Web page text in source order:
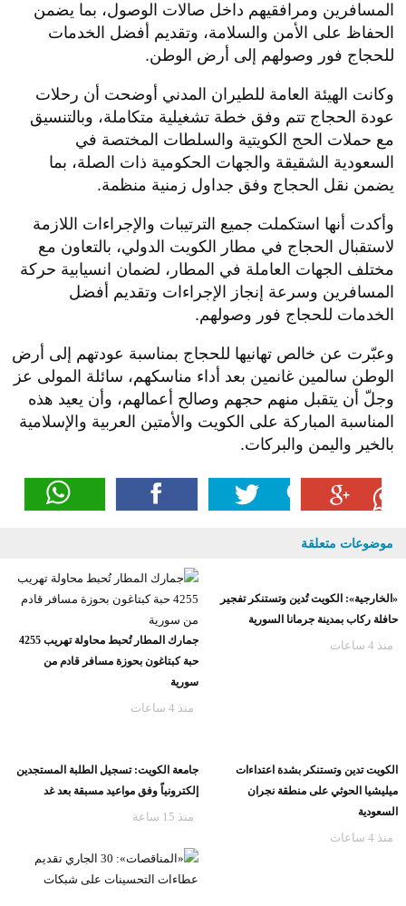
المسافرين ومرافقيهم داخل صالات الوصول، بما يضمن
الحفاظ على الأمن والسلامة، وتقديم أفضل الخدمات
للحجاج فور وصولهم إلى أرض الوطن.
وكانت الهيئة العامة للطيران المدني أوضحت أن رحلات
عودة الحجاج تتم وفق خطة تشغيلية متكاملة، وبالتنسيق
مع حملات الحج الكويتية والسلطات المختصة في
السعودية الشقيقة والجهات الحكومية ذات الصلة، بما
يضمن نقل الحجاج وفق جداول زمنية منظمة.
وأكدت أنها استكملت جميع الترتيبات والإجراءات اللازمة
لاستقبال الحجاج في مطار الكويت الدولي، بالتعاون مع
مختلف الجهات العاملة في المطار، لضمان انسيابية حركة
المسافرين وسرعة إنجاز الإجراءات وتقديم أفضل
الخدمات للحجاج فور وصولهم.
وعبّرت عن خالص تهانيها للحجاج بمناسبة عودتهم إلى أرض
الوطن سالمين غانمين بعد أداء مناسكهم، سائلة المولى عز
وجلّ أن يتقبل منهم حجهم وصالح أعمالهم، وأن يعيد هذه
المناسبة المباركة على الكويت والأمتين العربية والإسلامية
بالخير واليمن والبركات.
موضوعات متعلقة
«الخارجية»: الكويت تُدين وتستنكر تفجير
حافلة ركاب بمدينة جرمانا السورية
منذ 4 ساعات
جمارك المطار تُحبط محاولة تهريب 4255
حبة كبتاغون بحوزة مسافر قادم من
سورية
منذ 4 ساعات
الكويت تدين وتستنكر بشدة اعتداءات
ميليشيا الحوثي على منطقة نجران
السعودية
منذ 4 ساعات
جامعة الكويت: تسجيل الطلبة المستجدين
إلكترونياً وفق مواعيد مسبقة بعد غد
منذ 15 ساعة